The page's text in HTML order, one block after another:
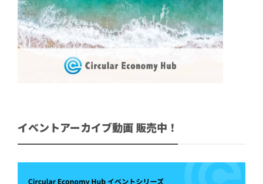
イベントアーカイブ動画 販売中！